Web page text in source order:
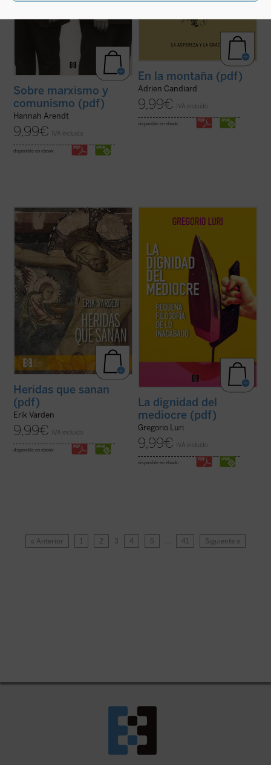
Sobre marxismo y
comunismo (pdf)
Hannah Arendt
9,99€ IVA incluido
disponible en ebook:
En la montaña (pdf)
Adrien Candiard
9,99€ IVA incluido
disponible en ebook:
¿Qué hacer cuando el sufrimiento se
vuelve insoportable y las respuestas
convencionales ya no bastan? El monje y
obispo Erik Varden nos propone un camino.
Inspirándose en un antiguo poema
cisterciense, este libro nos invita a
contemplar ...
Heridas que sanan
(pdf)
Erik Varden
9,99€ IVA incluido
disponible en ebook:
Gregorio Luri nos conduce por un viaje
filosófico para mostrarnos que nuestra
y la divinidad, entre el ser y la nada— es, en
realidad, la fuente de nuestra dignidad. Un
canto a la condición ...(ver ficha)
La dignidad del
mediocre (pdf)
Gregorio Luri
9,99€ IVA incluido
disponible en ebook:
« Anterior 1 2 3 4 5 … 41 Siguiente »